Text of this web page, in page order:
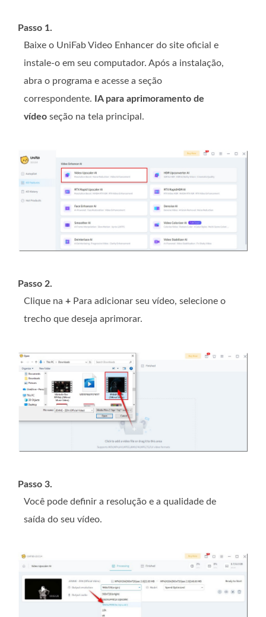
Passo 1.
Baixe o UniFab Video Enhancer do site oficial e
instale-o em seu computador. Após a instalação,
abra o programa e acesse a seção
correspondente.
IA para aprimoramento de
vídeo seção na tela principal.
Passo 2.
Clique na + Para adicionar seu vídeo, selecione o
trecho que deseja aprimorar.
Passo 3.
Você pode definir a resolução e a qualidade de
saída do seu vídeo.